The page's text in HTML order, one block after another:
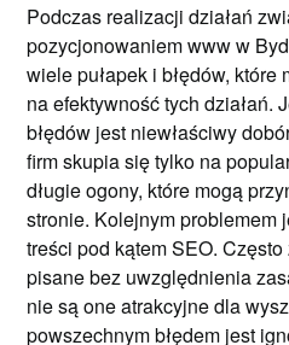
Podczas realizacji działań
pozycjonowaniem www w
wiele pułapek i błędów,
na efektywność tych działań.
błędów jest niewłaściwy
firm skupia się tylko na
długie ogony, które mogą
stronie. Kolejnym problemem
treści pod kątem SEO.
pisane bez uwzględnienia
nie są one atrakcyjne dla
powszechnym błędem jest